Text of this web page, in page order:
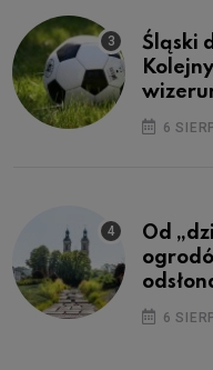
Śląski
6
Od
6